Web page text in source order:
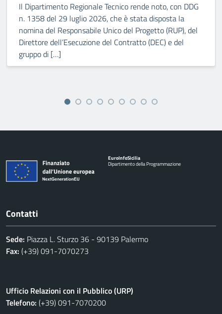
Il Dipartimento Regionale Tecnico rende noto, con DDG
n. 1358 del 29 luglio 2026, che è stata disposta la
nomina del Responsabile Unico del Progetto (RUP), del
Direttore dell’Esecuzione del Contratto (DEC) e del
gruppo di […]
EuroInfoSicilia
Dipartimento della Programmazione
Contatti
Sede: Piazza L. Sturzo 36 - 90139 Palermo
Fax: (+39) 091-7070273
Ufficio Relazioni con il Pubblico (URP)
Telefono: (+39) 091-7070200